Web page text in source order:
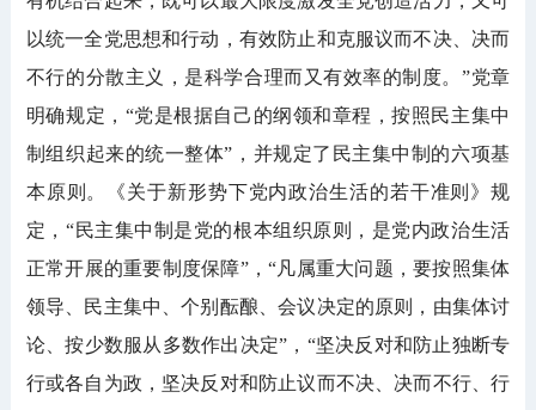
以统一全党思想和行动，有效防止和克服议而不决、决而
不行的分散主义，是科学合理而又有效率的制度。”党章
明确规定，“党是根据自己的纲领和章程，按照民主集中
制组织起来的统一整体”，并规定了民主集中制的六项基
本原则。《关于新形势下党内政治生活的若干准则》规
定，“民主集中制是党的根本组织原则，是党内政治生活
正常开展的重要制度保障”，“凡属重大问题，要按照集体
领导、民主集中、个别酝酿、会议决定的原则，由集体讨
论、按少数服从多数作出决定”，“坚决反对和防止独断专
行或各自为政，坚决反对和防止议而不决、决而不行、行